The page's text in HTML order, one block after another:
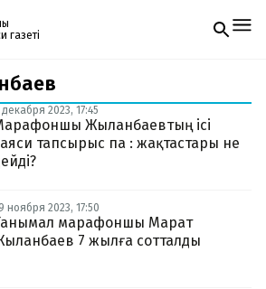
газеті
ай сайын электронды
Жаңа нөмір
жіберіледі. Тек email
2023, 17:45
Жыланбаевтың ісі
тапсырыс па : жақтастары не
ноября 2023, 17:50
марафоншы Марат
7 жылға сотталды